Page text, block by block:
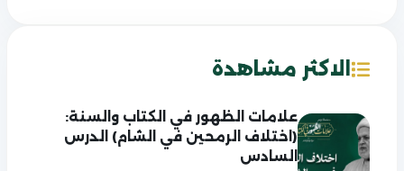
الاكثر مشاهدة
علامات الظهور في الكتاب والسنة:
(اختلاف الرمحين في الشام) الدرس
السادس